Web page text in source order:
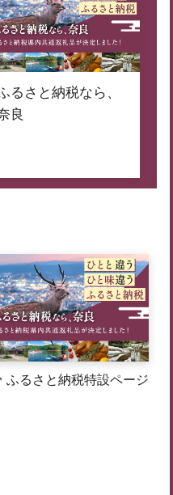
るさと納税なら、
良
ふるさと納税特設ページ